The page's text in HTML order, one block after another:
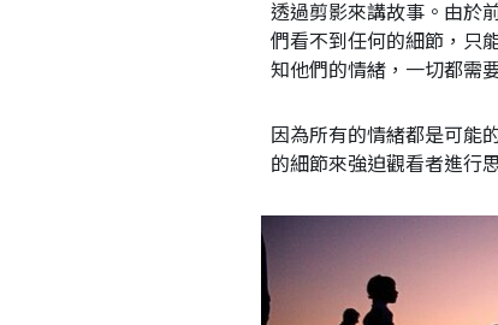
透過剪影來講故事。由於
們看不到任何的細節，只
知他們的情緒，一切都需
因為所有的情緒都是可能
的細節來強迫觀看者進行